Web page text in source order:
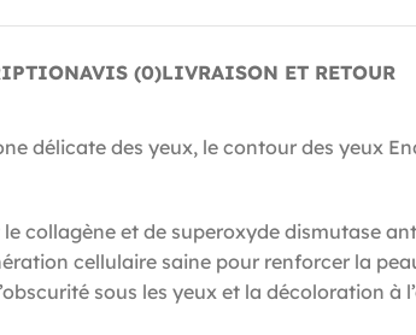
AVIS (0)LIVRAISON ET RETOUR
délicate des yeux, le contour des yeux
collagène et de superoxyde dismutase
cellulaire saine pour renforcer la
sous les yeux et la décoloration à